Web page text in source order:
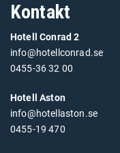
Kontakt
Hotell Conrad 2
info@hotellconrad.se
0455-36 32 00
Hotell Aston
info@hotellaston.se
0455-19 470